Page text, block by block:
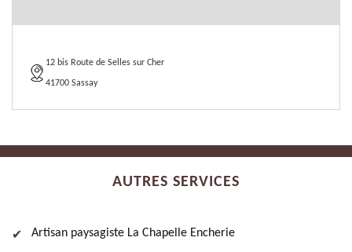
12 bis Route de Selles sur Cher
41700 Sassay
AUTRES SERVICES
Artisan paysagiste La Chapelle Encherie